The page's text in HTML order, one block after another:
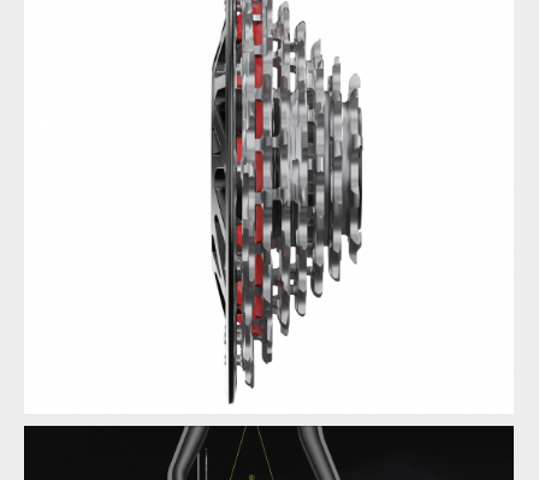
Novinka: Sram XX DH Transmission - Eagle pro sjezdaře
Novinka: Sram XX DH Transmission - Eagle pro sjezdaře
Novinka: Sram XX DH Transmission - Eagle pro sjezdaře
Novinka: Sram XX DH Transmission - Eagle pro sjezdaře
Novinka: Sram XX DH Transmission - Eagle pro sjezdaře